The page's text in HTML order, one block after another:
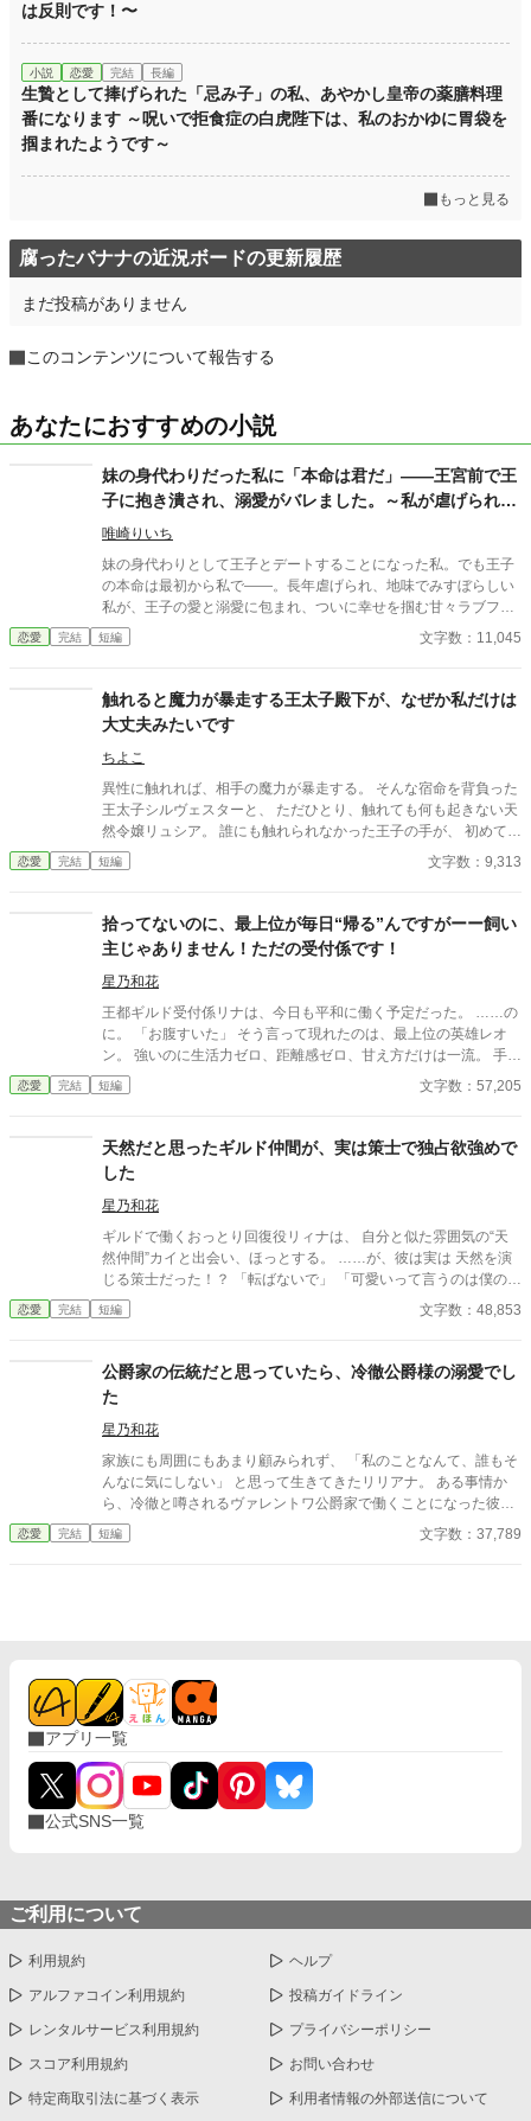
は反則です！〜
小説 恋愛 完結 長編
生贄として捧げられた「忌み子」の私、あやかし皇帝の薬膳料理
番になります ～呪いで拒食症の白虎陛下は、私のおかゆに胃袋を
掴まれたようです～
もっと見る
腐ったバナナの近況ボードの更新履歴
まだ投稿がありません
このコンテンツについて報告する
あなたにおすすめの小説
妹の身代わりだった私に「本命は君だ」――王宮前で王
子に抱き潰され、溺愛がバレました。～私が虐げられる
きっかけになった少年が、私と王子を結び付
唯崎りいち
妹の身代わりとして王子とデートすることになった私。でも王子
の本命は最初から私で――。長年虐げられ、地味でみすぼらしい
私が、王子の愛と溺愛に包まれ、ついに幸せを掴む甘々ラブファ
ンタジー。妹や家族との誤解、影武者の存在も絡み、ハラハラと
胸キュンが止まらない物語。
恋愛 完結 短編 文字数：11,045
触れると魔力が暴走する王太子殿下が、なぜか私だけは
大丈夫みたいです
ちよこ
異性に触れれば、相手の魔力が暴走する。 そんな宿命を背負った
王太子シルヴェスターと、 ただひとり、触れても何も起きない天
然令嬢リュシア。 誰にも触れられなかった王子の手が、 初めて触
れたやさしさに出会ったとき、 ふたりの物語が始まる。 これは、
孤独な王子と、おっとり令嬢の、 触れることから始まる恋と癒や
恋愛 完結 短編 文字数：9,313
拾ってないのに、最上位が毎日“帰る”んですがーー飼い
主じゃありません！ただの受付係です！
星乃和花
王都ギルド受付係リナは、今日も平和に働く予定だった。 ……の
に。 「お腹すいた」 そう言って現れたのは、最上位の英雄レオ
ン。 強いのに生活力ゼロ、距離感ゼロ、甘え方だけは一流。 手当
てすれば「危ない」と囲い込み、 看病すれば抱きしめて離さず、
ついには―― 「君が、俺の帰る場所」 拾ってない。飼ってない。
りました。 無自覚世話焼き受付嬢 × 甘えた天然英雄の 距離感バ
恋愛 完結 短編 文字数：57,205
天然だと思ったギルド仲間が、実は策士で独占欲強めで
した
星乃和花
ギルドで働くおっとり回復役リィナは、 自分と似た雰囲気の“天
然仲間”カイと出会い、ほっとする。 ……が、彼は実は 天然を演
じる策士だった！？ 「転ばないで」 「可愛いって言うのは僕の役
目」 「固定回復役だから。僕の」 優しいのに過保護。 仲間のは
ずなのに距離が近い。 しかも噂はいつの間にか——「軍師(彼)が
に負けていくカイの、 コメディ強めの甘々ギルド恋愛、開幕！
「遅いままでいい――置いていかないから。」 ⭐︎完結済ー本編8話
＋後日談7話⭐︎
恋愛 完結 短編 文字数：48,853
公爵家の伝統だと思っていたら、冷徹公爵様の溺愛でし
た
星乃和花
家族にも周囲にもあまり顧みられず、 「私のことなんて、誰もそ
んなに気にしない」 と思って生きてきたリリアナ。 ある事情か
ら、冷徹と噂されるヴァレントワ公爵家で働くことになった彼女
は、 当主エドガーの細やかな気づかいに驚かされる。 温かいお
茶、手袋、外出時のエスコート。 好みの食事までさりげなく用意
恋愛 完結 短編 文字数：37,789
アプリ一覧
公式SNS一覧
ご利用について
利用規約 ヘルプ
アルファコイン利用規約 投稿ガイドライン
レンタルサービス利用規約 プライバシーポリシー
スコア利用規約 お問い合わせ
特定商取引法に基づく表示 利用者情報の外部送信について